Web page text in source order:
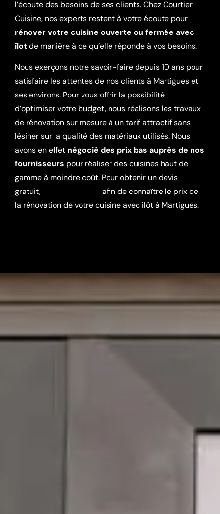
l’écoute des besoins de ses clients. Chez Courtier
Cuisine, nos experts restent à votre écoute pour
rénover votre cuisine ouverte ou fermée avec
îlotde manière à ce qu’elle réponde à vos besoins.
Nous exerçons notre savoir-faire depuis 10 ans pour
satisfaire les attentes de nos clients à Martigues et
ses environs. Pour vous offrir la possibilité
d’optimiser votre budget, nous réalisons les travaux
de rénovation sur mesure à un tarif attractif sans
lésiner sur la qualité des matériaux utilisés. Nous
avons en effet négocié des prix bas auprès de nos
fournisseurs pour réaliser des cuisines haut de
gamme à moindre coût. Pour obtenir un devis
gratuit,
afin de connaître le prix de
la rénovation de votre cuisine avec ilôt à Martigues.